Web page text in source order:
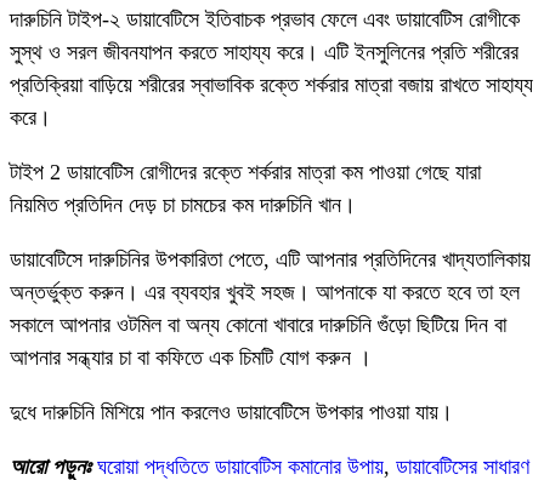
দারুচিনি টাইপ-২ ডায়াবেটিসে ইতিবাচক প্রভাব ফেলে এবং ডায়াবেটিস রোগীকে
সুস্থ ও সরল জীবনযাপন করতে সাহায্য করে। এটি ইনসুলিনের প্রতি শরীরের
প্রতিক্রিয়া বাড়িয়ে শরীরের স্বাভাবিক রক্তে শর্করার মাত্রা বজায় রাখতে সাহায্য
করে।
টাইপ 2 ডায়াবেটিস রোগীদের রক্তে শর্করার মাত্রা কম পাওয়া গেছে যারা
নিয়মিত প্রতিদিন দেড় চা চামচের কম দারুচিনি খান।
ডায়াবেটিসে দারুচিনির উপকারিতা পেতে, এটি আপনার প্রতিদিনের খাদ্যতালিকায়
অন্তর্ভুক্ত করুন। এর ব্যবহার খুবই সহজ। আপনাকে যা করতে হবে তা হল
সকালে আপনার ওটমিল বা অন্য কোনো খাবারে দারুচিনি গুঁড়ো ছিটিয়ে দিন বা
আপনার সন্ধ্যার চা বা কফিতে এক চিমটি যোগ করুন ।
দুধে দারুচিনি মিশিয়ে পান করলেও ডায়াবেটিসে উপকার পাওয়া যায়।
আরো পড়ুনঃ ঘরোয়া পদ্ধতিতে ডায়াবেটিস কমানোর উপায়, ডায়াবেটিসের সাধারণ